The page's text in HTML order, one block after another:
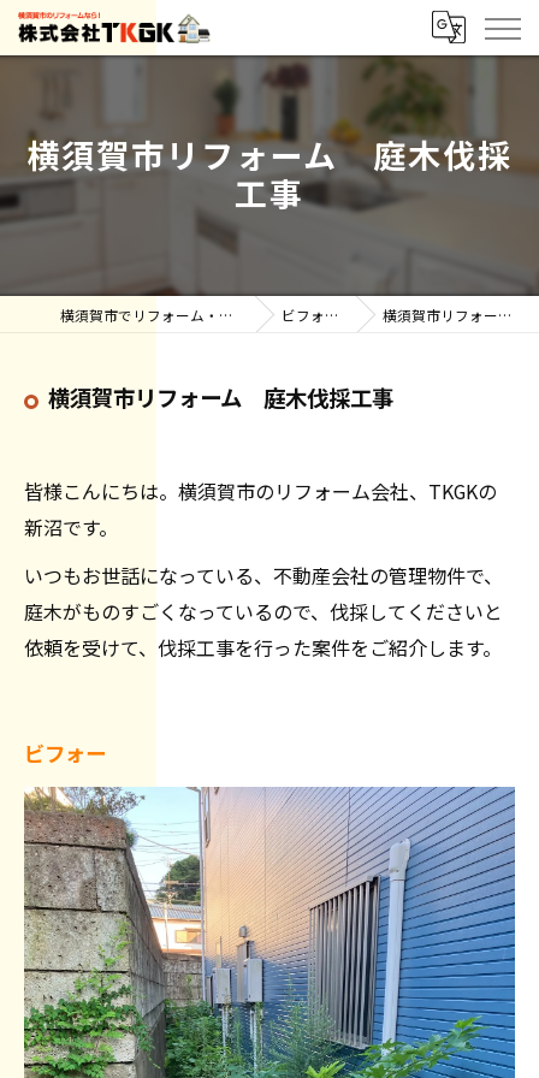
横須賀市リフォーム 庭木伐採
工事
横須賀市でリフォーム・雨漏りなら株式会社TKGK ビフォーアフター 横須賀市リフォーム 庭木伐採工事
横須賀市リフォーム 庭木伐採工事
皆様こんにちは。横須賀市のリフォーム会社、TKGKの
新沼です。
いつもお世話になっている、不動産会社の管理物件で、
庭木がものすごくなっているので、伐採してくださいと
依頼を受けて、伐採工事を行った案件をご紹介します。
ビフォー